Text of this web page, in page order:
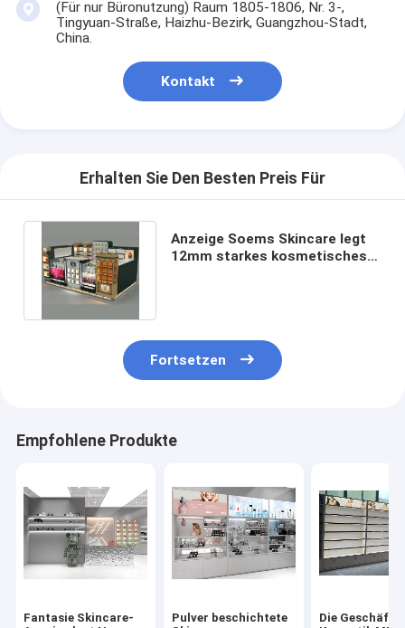
(Für nur Büronutzung) Raum 1805-1806, Nr. 3-,
Tingyuan-Straße, Haizhu-Bezirk, Guangzhou-Stadt,
China.
Kontakt
Erhalten Sie Den Besten Preis Für
Anzeige Soems Skincare legt
12mm starkes kosmetisches
Fortsetzen
Empfohlene Produkte
Fantasie Skincare-
Pulver beschichtete
Die